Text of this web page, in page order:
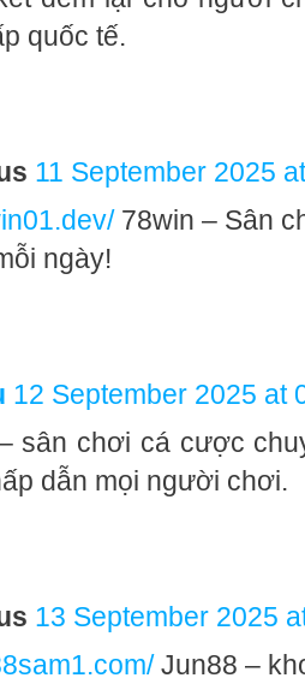
quốc tế.
11 September 2025
78win – Sân
ngày!
12 September 2025 at
sân chơi cá cược
dẫn mọi người chơi.
13 September 2025
Jun88 –